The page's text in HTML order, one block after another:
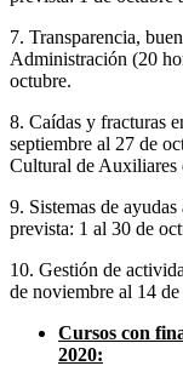
7. Transparencia,
Administración (20
octubre.
8. Caídas y fracturas
septiembre al 27 de
Cultural de Auxiliares
9. Sistemas de
prevista: 1 al 30 de
10. Gestión de
de noviembre al 14
Cursos con
2020: